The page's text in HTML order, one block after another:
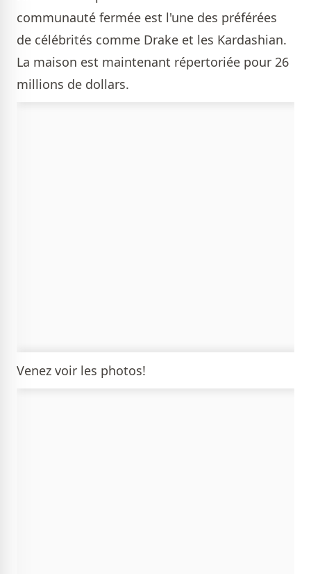
communauté fermée est l'une des préférées
de célébrités comme Drake et les Kardashian.
La maison est maintenant répertoriée pour 26
millions de dollars.
Venez voir les photos!